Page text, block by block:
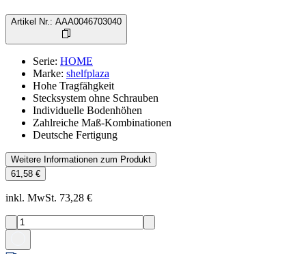
Artikel Nr. : AAA0046703040
Serie: HOME
Marke: shelfplaza
Hohe Tragfähgkeit
Stecksystem ohne Schrauben
Individuelle Bodenhöhen
Zahlreiche Maß-Kombinationen
Deutsche Fertigung
Weitere Informationen zum Produkt
61,58 €
inkl. MwSt. 73,28 €